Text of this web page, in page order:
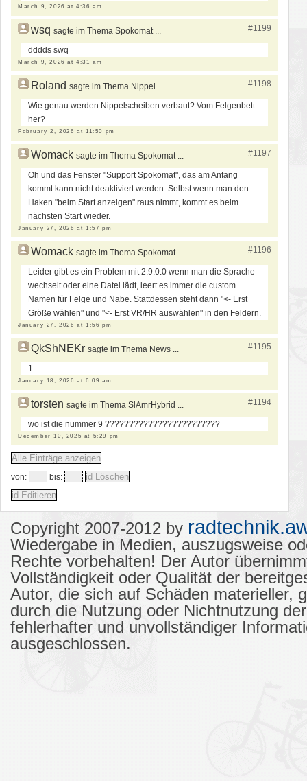
March 9, 2026 at 4:36 am
wsq sagte im Thema Spokomat ... #1199
dddds swq
March 9, 2026 at 4:31 am
Roland sagte im Thema Nippel ... #1198
Wie genau werden Nippelscheiben verbaut? Vom Felgenbett
her?
February 2, 2026 at 11:50 pm
Womack sagte im Thema Spokomat ... #1197
Oh und das Fenster "Support Spokomat", das am Anfang
kommt kann nicht deaktiviert werden. Selbst wenn man den
Haken "beim Start anzeigen" raus nimmt, kommt es beim
nächsten Start wieder.
January 27, 2026 at 1:57 pm
Womack sagte im Thema Spokomat ... #1196
Leider gibt es ein Problem mit 2.9.0.0 wenn man die Sprache
wechselt oder eine Datei lädt, leert es immer die custom
Namen für Felge und Nabe. Stattdessen steht dann "<- Erst
Größe wählen" und "<- Erst VR/HR auswählen" in den Feldern.
January 27, 2026 at 1:56 pm
QkShNEKr sagte im Thema News ... #1195
1
January 18, 2026 at 6:09 am
torsten sagte im Thema SlAmrHybrid ... #1194
wo ist die nummer 9 ????????????????????????
December 10, 2025 at 5:29 pm
von: bis:
Copyright 2007-2012 by
Wiedergabe in Medien, auszugsweise
Rechte vorbehalten! Der Autor
Vollständigkeit oder Qualität der
Autor, die sich auf Schäden materieller,
durch die Nutzung oder Nichtnutzung
fehlerhafter und unvollständiger
ausgeschlossen.